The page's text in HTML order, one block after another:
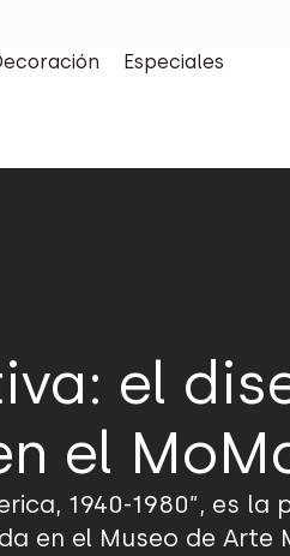
Especiales
el
el
1940-1980”, es
en el Museo de Arte